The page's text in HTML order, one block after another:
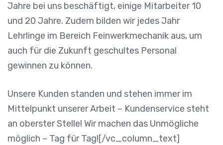
Jahre bei uns beschäftigt, einige Mitarbeiter 10
und 20 Jahre. Zudem bilden wir jedes Jahr
Lehrlinge im Bereich Feinwerkmechanik aus, um
auch für die Zukunft geschultes Personal
gewinnen zu können.
Unsere Kunden standen und stehen immer im
Mittelpunkt unserer Arbeit – Kundenservice steht
an oberster Stelle! Wir machen das Unmögliche
möglich – Tag für Tag![/vc_column_text]